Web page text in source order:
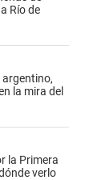
Río de
la mira del
la Primera
verlo